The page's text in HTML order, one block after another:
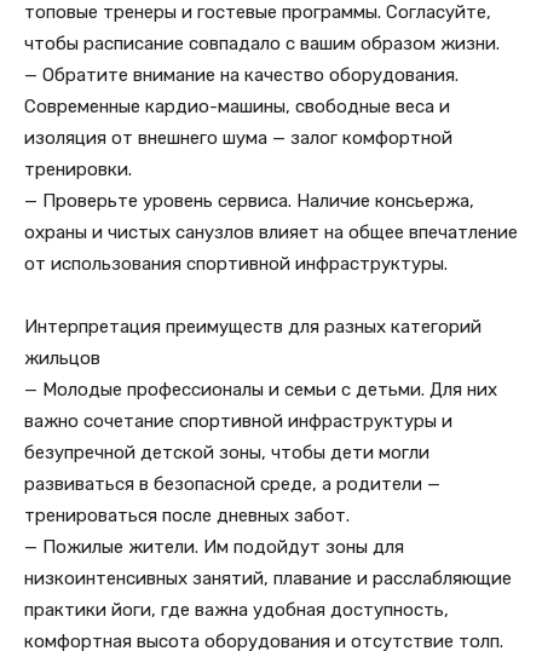
топовые тренеры и гостевые программы. Согласуйте,
чтобы расписание совпадало с вашим образом жизни.
— Обратите внимание на качество оборудования.
Современные кардио-машины, свободные веса и
изоляция от внешнего шума — залог комфортной
тренировки.
— Проверьте уровень сервиса. Наличие консьержа,
охраны и чистых санузлов влияет на общее впечатление
от использования спортивной инфраструктуры.
Интерпретация преимуществ для разных категорий
жильцов
— Молодые профессионалы и семьи с детьми. Для них
важно сочетание спортивной инфраструктуры и
безупречной детской зоны, чтобы дети могли
развиваться в безопасной среде, а родители —
тренироваться после дневных забот.
— Пожилые жители. Им подойдут зоны для
низкоинтенсивных занятий, плавание и расслабляющие
практики йоги, где важна удобная доступность,
комфортная высота оборудования и отсутствие толп.